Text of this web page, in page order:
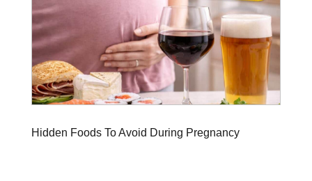
Hidden Foods To Avoid During Pregnancy